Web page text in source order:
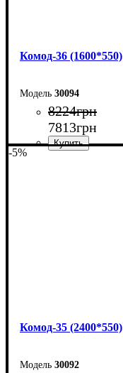
Комод-36 (1600*550)
30094
8224грн
7813грн
-5%
Комод-35 (2400*550)
30092